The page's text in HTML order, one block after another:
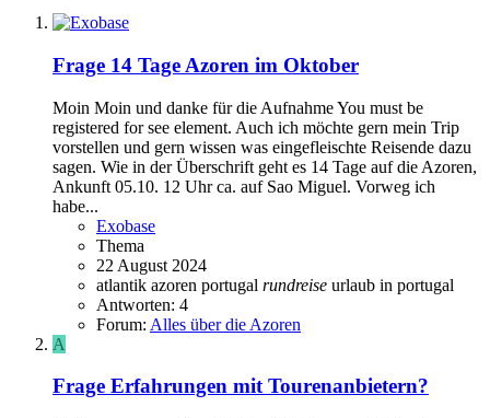
Frage 14 Tage Azoren im Oktober
Moin Moin und danke für die Aufnahme You must be
registered for see element. Auch ich möchte gern mein Trip
vorstellen und gern wissen was eingefleischte Reisende dazu
sagen. Wie in der Überschrift geht es 14 Tage auf die Azoren,
Ankunft 05.10. 12 Uhr ca. auf Sao Miguel. Vorweg ich
habe...
Exobase
Thema
22 August 2024
atlantik azoren portugal rundreise urlaub in portugal
Antworten: 4
Forum: Alles über die Azoren
A
Frage Erfahrungen mit Tourenanbietern?